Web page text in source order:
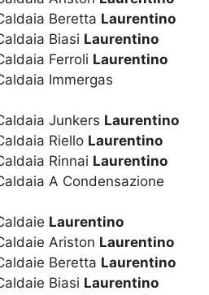
Beretta Laurentino
Biasi Laurentino
Ferroli Laurentino
Immergas
Junkers Laurentino
Riello Laurentino
Rinnai Laurentino
A Condensazione
Laurentino
Ariston Laurentino
Beretta Laurentino
Biasi Laurentino